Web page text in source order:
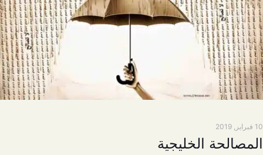
10 فبراير, 2019
المصالحة الخليجية